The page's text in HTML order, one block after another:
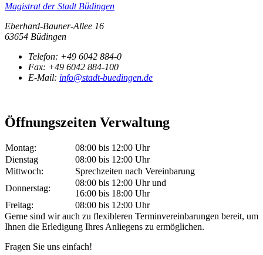
Magistrat der Stadt Büdingen
Eberhard-Bauner-Allee 16
63654 Büdingen
Telefon: +49 6042 884-0
Fax: +49 6042 884-100
E-Mail: info@stadt-buedingen.de
Öffnungszeiten Verwaltung
Montag:
08:00 bis 12:00 Uhr
Dienstag
08:00 bis 12:00 Uhr
Mittwoch:
Sprechzeiten nach Vereinbarung
Donnerstag:
08:00 bis 12:00 Uhr und
16:00 bis 18:00 Uhr
Freitag:
08:00 bis 12:00 Uhr
Gerne sind wir auch zu flexibleren Terminvereinbarungen bereit, um
Ihnen die Erledigung Ihres Anliegens zu ermöglichen.
Fragen Sie uns einfach!